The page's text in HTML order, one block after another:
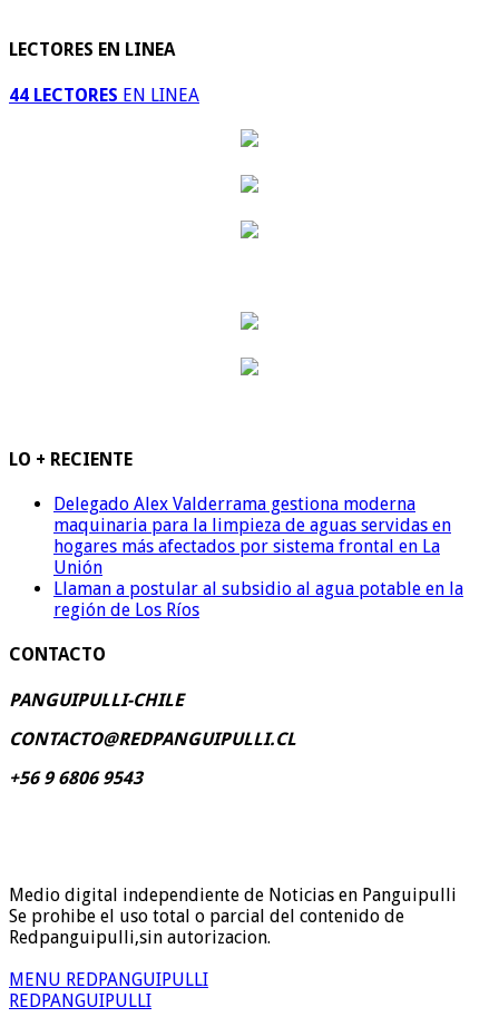
LECTORES EN LINEA
44 LECTORES EN LINEA
LO + RECIENTE
Delegado Alex Valderrama gestiona moderna
maquinaria para la limpieza de aguas servidas en
hogares más afectados por sistema frontal en La
Unión
Llaman a postular al subsidio al agua potable en la
región de Los Ríos
CONTACTO
PANGUIPULLI-CHILE
CONTACTO@REDPANGUIPULLI.CL
+56 9 6806 9543
Medio digital independiente de Noticias en Panguipulli
Se prohibe el uso total o parcial del contenido de
Redpanguipulli,sin autorizacion.
MENU REDPANGUIPULLI
REDPANGUIPULLI